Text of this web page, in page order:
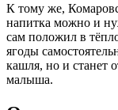
К тому же,
напитка можно и
сам положил в
ягоды
кашля, но и станет
малыша.